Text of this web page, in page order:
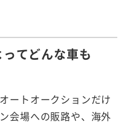
ってどんな車も
ートオークションだけ
会場への販路や、海外